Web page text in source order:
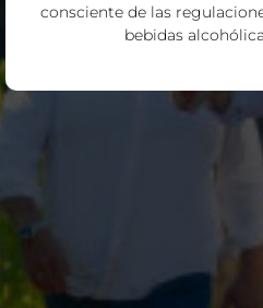
consciente de las
bebidas